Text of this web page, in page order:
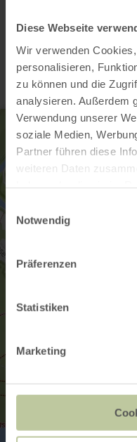
Diese Webseite
Wir verwenden
personalisieren,
zu können und die
analysieren. Außerdem
Verwendung unserer
soziale Medien,
Partner führen diese
weiteren Daten
Notwendig
Präferenzen
Statistiken
Marketing
Contact